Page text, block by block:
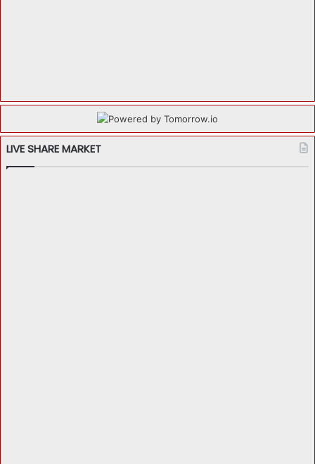
LIVE SHARE MARKET